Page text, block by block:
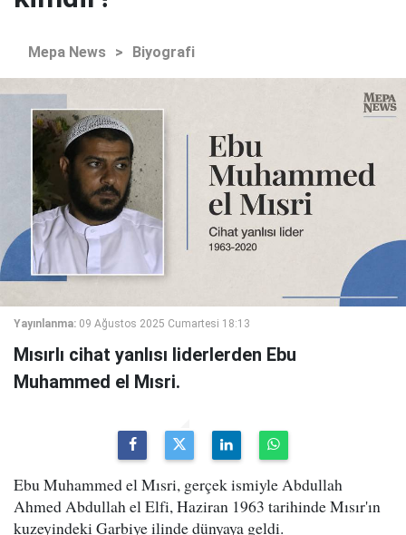
Mepa News > Biyografi
Yayınlanma: 09 Ağustos 2025 Cumartesi 18:13
Mısırlı cihat yanlısı liderlerden Ebu
Muhammed el Mısri.
Ebu Muhammed el Mısri, gerçek ismiyle Abdullah
Ahmed Abdullah el Elfi, Haziran 1963 tarihinde Mısır'ın
kuzeyindeki Garbiye ilinde dünyaya geldi.